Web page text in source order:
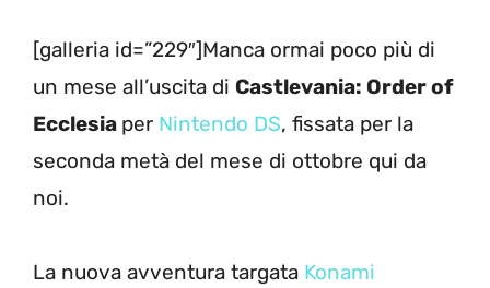
[galleria id=”229″]Manca ormai poco più di
un mese all’uscita di Castlevania: Order of
Ecclesia per Nintendo DS, fissata per la
seconda metà del mese di ottobre qui da
noi.
La nuova avventura targata Konami